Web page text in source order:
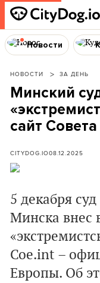
Новости
НОВОСТИ ЗА ДЕНЬ
Минский
сайт
CITYDOG.IO08.12.2025
5 декабря
Минска внес
Coe.int –
Европы. Об